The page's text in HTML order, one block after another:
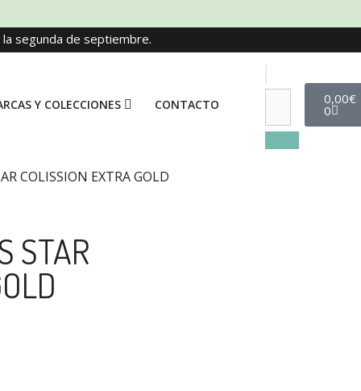
segunda de septiembre.
Y COLECCIONES CONTACTO 0,00€
0
COLISSION EXTRA GOLD
STAR